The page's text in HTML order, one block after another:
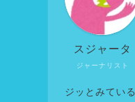
ジャーナリスト
スジャータ
ジッとみている